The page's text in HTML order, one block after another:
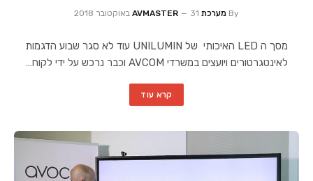
By מערכת AVMASTER 31 באוקטובר 2018
מסך ה LED האיכותי של UNILUMIN עוד לא סגר שבוע הדגמות
לאינטגרטורים ויועצים במשרדי AVCOM וכבר נרכש על ידי לקוח…
קרא עוד